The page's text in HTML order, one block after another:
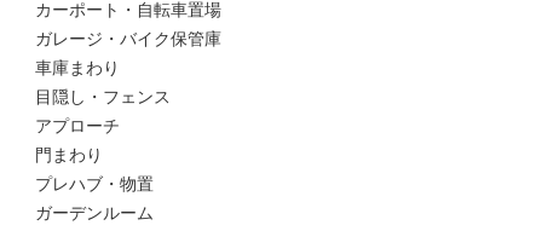
カーポート・自転車置場
ガレージ・バイク保管庫
車庫まわり
目隠し・フェンス
アプローチ
門まわり
プレハブ・物置
ガーデンルーム